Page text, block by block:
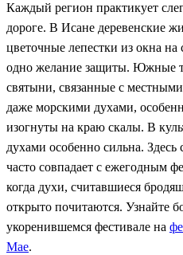
Каждый регион практикует
дороге. В Исане деревенские
цветочные лепестки из окна
одно желание защиты. Южные
святыни, связанные с
даже морскими духами,
изогнуты на краю скалы. В
духами особенно сильна.
часто совпадает с ежегодным
когда духи, считавшиеся
открыто почитаются. Узнайте
укоренившемся фестивале на
Мае.